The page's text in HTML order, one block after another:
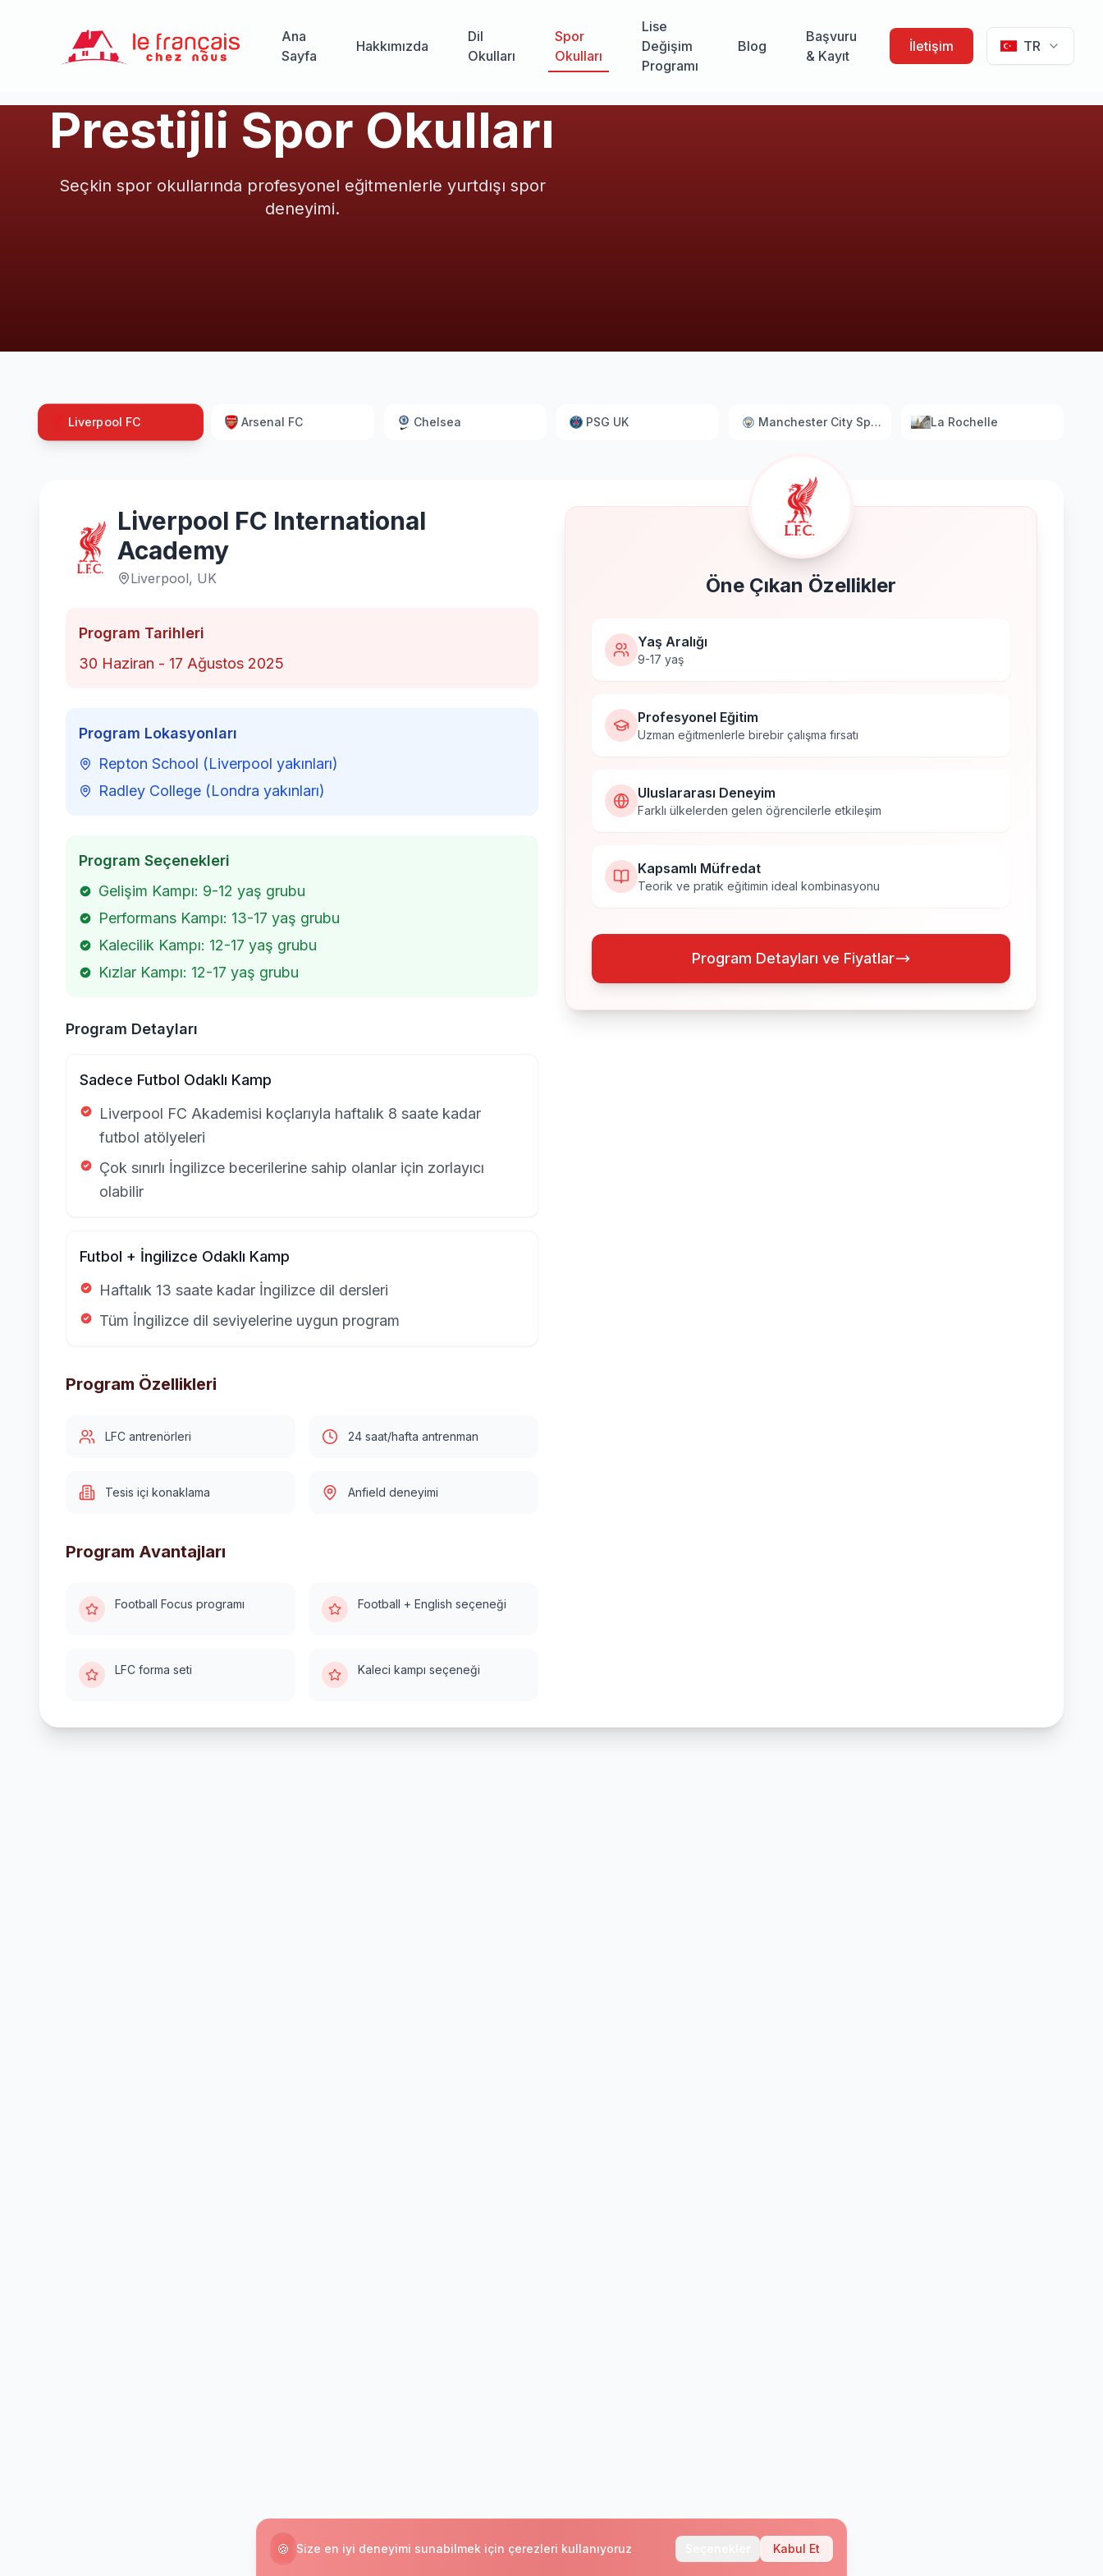
Ana
Sayfa
Hakkımızda
Dil
Okulları
Spor
Okulları
Lise
Değişim
Programı
Blog
Başvuru
& Kayıt
İletişim TR
Prestijli Spor Okulları
Seçkin spor okullarında profesyonel eğitmenlerle yurtdışı spor
deneyimi.
Liverpool FC Arsenal FC Chelsea PSG UK Manchester City Sports BusinessLa Rochelle
Liverpool FC International
Academy
Liverpool, UK
Program Tarihleri
30 Haziran - 17 Ağustos 2025
Program Lokasyonları
Repton School (Liverpool yakınları)
Radley College (Londra yakınları)
Program Seçenekleri
Gelişim Kampı: 9-12 yaş grubu
Performans Kampı: 13-17 yaş grubu
Kalecilik Kampı: 12-17 yaş grubu
Kızlar Kampı: 12-17 yaş grubu
Program Detayları
Sadece Futbol Odaklı Kamp
Liverpool FC Akademisi koçlarıyla haftalık 8 saate kadar
futbol atölyeleri
Çok sınırlı İngilizce becerilerine sahip olanlar için zorlayıcı
olabilir
Futbol + İngilizce Odaklı Kamp
Haftalık 13 saate kadar İngilizce dil dersleri
Tüm İngilizce dil seviyelerine uygun program
Program Özellikleri
LFC antrenörleri 24 saat/hafta antrenman
Tesis içi konaklama Anfield deneyimi
Program Avantajları
Football Focus programı Football + English seçeneği
LFC forma seti Kaleci kampı seçeneği
Öne Çıkan Özellikler
Yaş Aralığı
9-17 yaş
Profesyonel Eğitim
Uzman eğitmenlerle birebir çalışma fırsatı
Uluslararası Deneyim
Farklı ülkelerden gelen öğrencilerle etkileşim
Kapsamlı Müfredat
Teorik ve pratik eğitimin ideal kombinasyonu
Program Detayları ve Fiyatlar
🍪 Size en iyi deneyimi sunabilmek için çerezleri kullanıyoruz Kabul Et